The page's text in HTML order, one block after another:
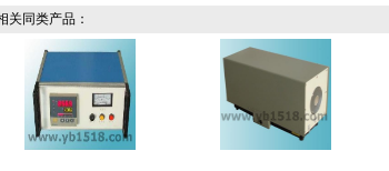
同类产品：